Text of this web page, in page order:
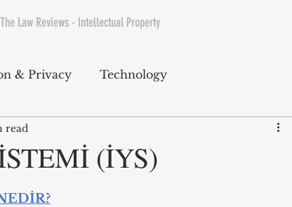
& Privacy Technology
Consumer Protection
Commercial Contracts
(İYS)
read
The Law Reviews - Intellectual Property